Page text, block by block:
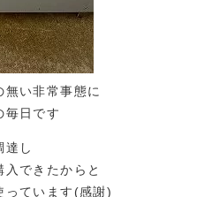
い非常事態に
毎日です
達し
できたからと
っています(感謝)